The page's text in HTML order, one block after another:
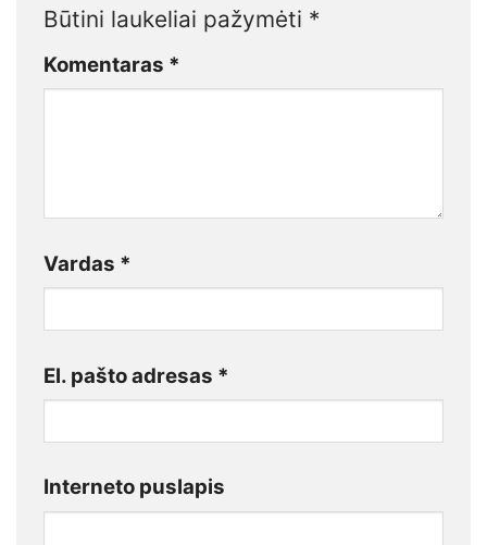
Būtini laukeliai pažymėti *
Komentaras *
Vardas *
El. pašto adresas *
Interneto puslapis